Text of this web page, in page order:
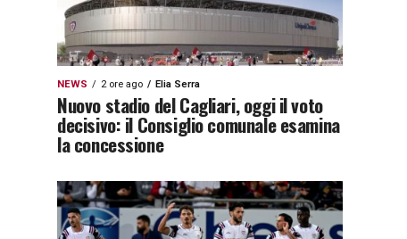
NEWS 2 ore ago Elia Serra
Nuovo stadio del Cagliari, oggi il voto
decisivo: il Consiglio comunale esamina
la concessione